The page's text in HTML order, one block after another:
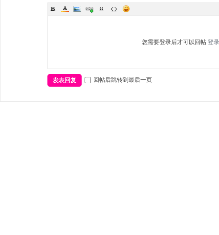
您需要登录后才可以回帖 登录
发表回复 回帖后跳转到最后一页